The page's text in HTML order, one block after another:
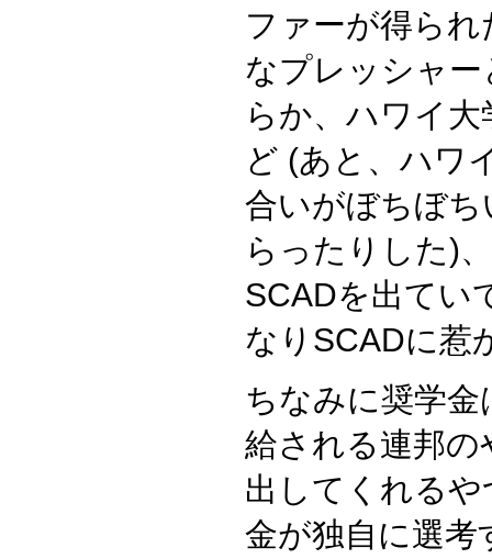
ファーが得ら
なプレッシャ
らか、ハワイ
ど (あと、ハワ
合いがぼちぼ
らったりした)
SCADを出てい
なりSCADに惹
ちなみに奨学金
給される連邦の
出してくれる
金が独自に選考